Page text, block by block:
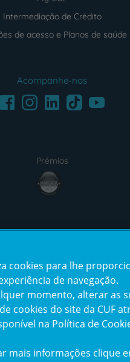
Intermediação de Crédito
de acesso e Planos de saúde
Acompanhe-nos
FacebookInstagramLinkedInTikTokYoutube
Prémios
award4
certification2certification3
Reclamações
cookies para lhe
de navegação.
momento, alterar as
cookies do site da CUF
na Política de
mais informações clique